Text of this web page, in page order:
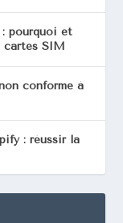
: pourquoi et
cartes SIM
conforme à
: réussir la